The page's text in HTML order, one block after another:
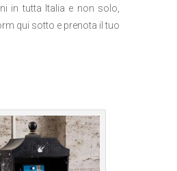
in tutta Italia e non solo,
qui sotto e prenota il tuo